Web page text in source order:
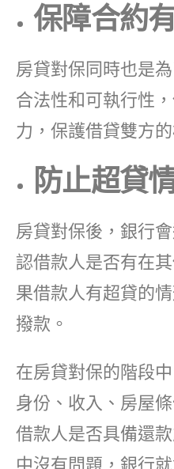
保障合約
房貸對保同時也是
合法性和可執行性
力，保護借貸雙方的
防止超貸
房貸對保後，銀行
認借款人是否有在
果借款人有超貸的
撥款。
在房貸對保的階段
身份、收入、房屋
借款人是否具備還
中沒有問題，銀行